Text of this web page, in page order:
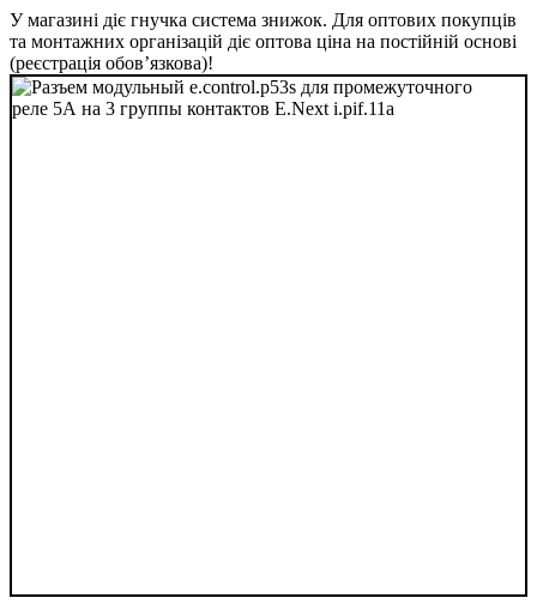
У магазині діє гнучка система знижок. Для оптових покупців
та монтажних організацій діє оптова ціна на постійній основі
(реєстрація обов’язкова)!